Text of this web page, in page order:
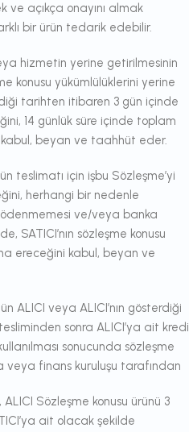
ve açıkça onayını almak
bir ürün tedarik edebilir.
hizmetin yerine getirilmesinin
konusu yükümlülüklerini yerine
tarihten itibaren 3 gün içinde
14 günlük süre içinde toplam
beyan ve taahhüt eder.
teslimatı için işbu Sözleşme’yi
herhangi bir nedenle
ödenmemesi ve/veya banka
SATICI’nın sözleşme konusu
ereceğini kabul, beyan ve
ALICI veya ALICI’nın gösterdiği
sonra ALICI’ya ait kredi
sonucunda sözleşme
veya finans kuruluşu tarafından
Sözleşme konusu ürünü 3
ait olacak şekilde